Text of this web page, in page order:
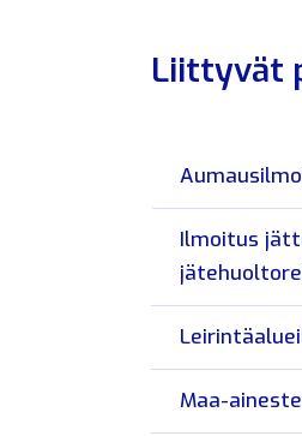
Liittyvät
Ilmoitus
Maa-